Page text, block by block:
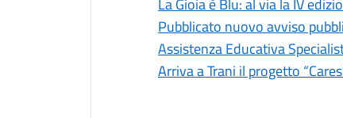
La Gioia è Blu: al via la IV
Pubblicato nuovo avviso
Assistenza Educativa
Arriva a Trani il progetto